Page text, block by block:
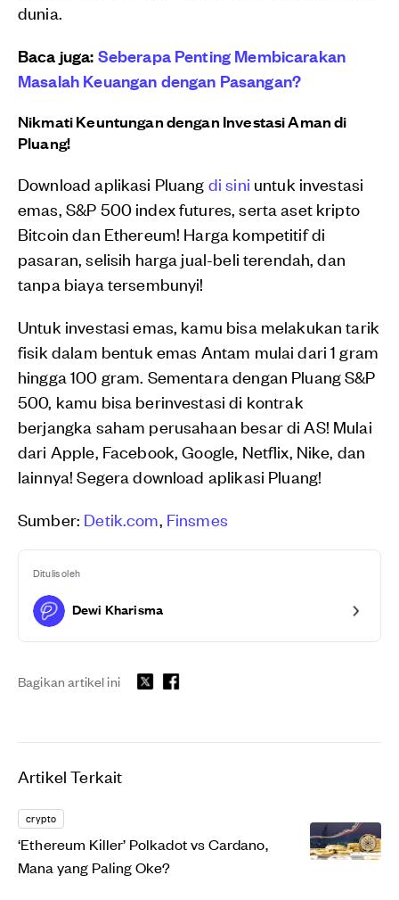
dunia.
Baca juga:Seberapa Penting Membicarakan
Masalah Keuangan dengan Pasangan?
Nikmati Keuntungan dengan Investasi Aman di
Pluang!
Download aplikasi Pluang di sini untuk investasi
emas, S&P 500 index futures, serta aset kripto
Bitcoin dan Ethereum! Harga kompetitif di
pasaran, selisih harga jual-beli terendah, dan
tanpa biaya tersembunyi!
Untuk investasi emas, kamu bisa melakukan tarik
fisik dalam bentuk emas Antam mulai dari 1 gram
hingga 100 gram. Sementara dengan Pluang S&P
500, kamu bisa berinvestasi di kontrak
berjangka saham perusahaan besar di AS! Mulai
dari Apple, Facebook, Google, Netflix, Nike, dan
lainnya! Segera download aplikasi Pluang!
Sumber: Detik.com, Finsmes
Ditulis oleh
Dewi Kharisma
Bagikan artikel ini
Artikel Terkait
crypto
‘Ethereum Killer’ Polkadot vs Cardano,
Mana yang Paling Oke?